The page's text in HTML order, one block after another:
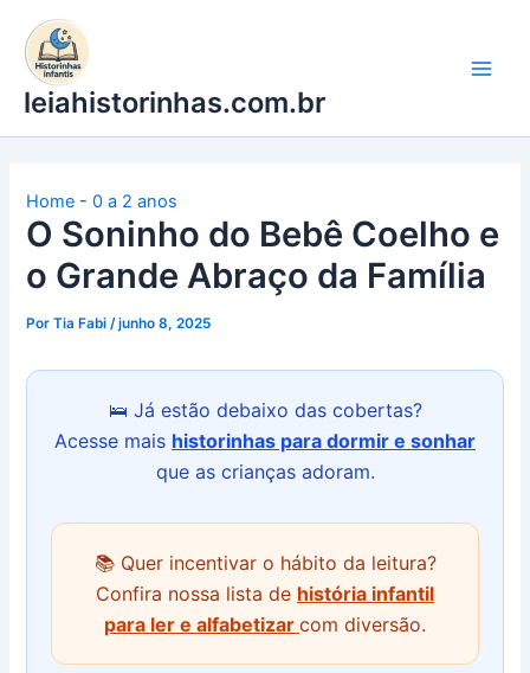
para
conteúdo
leiahistorinhas.com.br
Home -0 a 2 anos
O Soninho do Bebê Coelho e
o Grande Abraço da Família
PorTia Fabi/junho 8, 2025
🛌 Já estão debaixo das cobertas?
Acesse mais historinhas para dormir e sonhar
que as crianças adoram.
📚 Quer incentivar o hábito da leitura?
Confira nossa lista de história infantil
para ler e alfabetizar com diversão.